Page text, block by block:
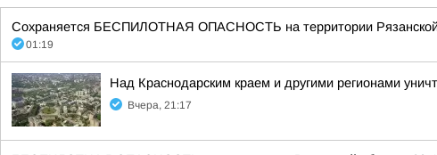
Сохраняется БЕСПИЛОТНАЯ ОПАСНОСТЬ на территории Рязанской
01:19
Над Краснодарским краем и другими регионами
Вчера, 21:17